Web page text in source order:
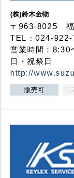
(株)鈴木金物
〒963-8025 福
TEL：024-
営業時間：8:30
日・祝祭日
http://
販売可